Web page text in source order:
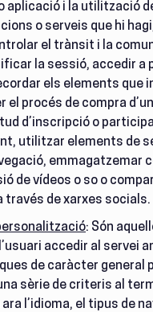
aplicació i la utilització
o serveis que hi
el trànsit i la
la sessió, accedir a
els elements que
el procés de compra
d’inscripció o
utilitzar elements de
emmagatzemar
de vídeos o so o
través de xarxes socials.
: Són
accedir al servei
de caràcter general
sèrie de criteris al
ara l’idioma, el tipus de